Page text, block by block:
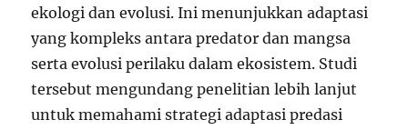
ekologi dan evolusi. Ini menunjukkan adaptasi
yang kompleks antara predator dan mangsa
serta evolusi perilaku dalam ekosistem. Studi
tersebut mengundang penelitian lebih lanjut
untuk memahami strategi adaptasi predasi